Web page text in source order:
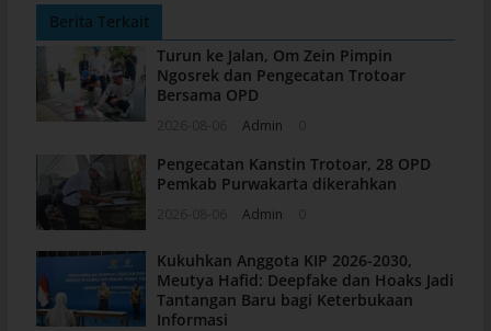
Berita Terkait
Turun ke Jalan, Om Zein Pimpin
Ngosrek dan Pengecatan Trotoar
Bersama OPD
Admin
Pengecatan Kanstin Trotoar, 28 OPD
Pemkab Purwakarta dikerahkan
Admin
Kukuhkan Anggota KIP 2026-2030,
Meutya Hafid: Deepfake dan Hoaks Jadi
Tantangan Baru bagi Keterbukaan
Informasi